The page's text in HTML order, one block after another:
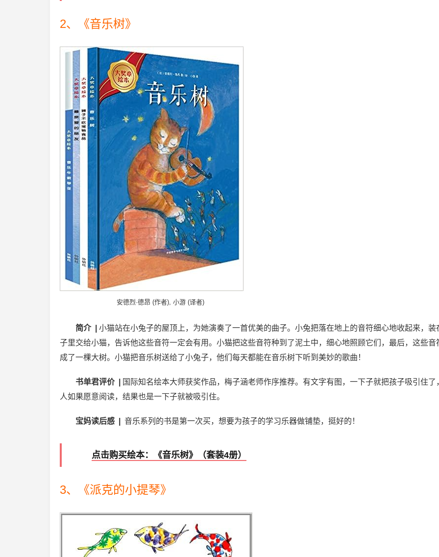
2、《音乐树》
安德烈·德昂 (作者), 小游 (译者)
简介 |
小猫站在小兔子的屋顶上，为她演奏了一首优美的曲子。小兔把落在地上的音符细心地收起来，装
子里交给小猫，告诉他这些音符一定会有用。小猫把这些音符种到了泥土中，细心地照顾它们，最后，这些音
成了一棵大树。小猫把音乐树送给了小兔子，他们每天都能在音乐树下听到美妙的歌曲！
书单君评价 |
国际知名绘本大师获奖作品，梅子涵老师作序推荐。有文字有图，一下子就把孩子吸引住了
人如果愿意阅读，结果也是一下子就被吸引住。
宝妈读后感 | 音乐系列的书是第一次买，想要为孩子的学习乐器做铺垫，挺好的！
点击购买绘本：《音乐树》（套装4册）
3、《派克的小提琴》